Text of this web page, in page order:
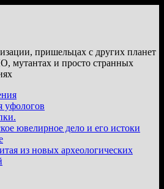
пришельцах с других планет
мутантах и просто странных
уфологов
ювелирное дело и его истоки
из новых археологических